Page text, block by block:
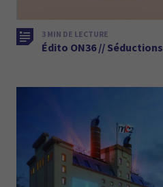
3 MIN DE LECTURE
Édito ON36 // Séductions